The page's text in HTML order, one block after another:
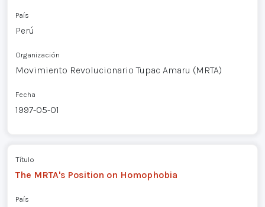
País
Perú
Organización
Movimiento Revolucionario Tupac Amaru (MRTA)
Fecha
1997-05-01
Título
The MRTA's Position on Homophobia
País